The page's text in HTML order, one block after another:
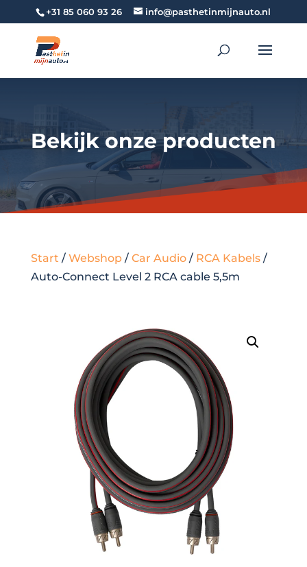
+31 85 060 93 26 info@pasthetinmijnauto.nl
Bekijk onze producten
Start / Webshop/ Car Audio/ RCA Kabels/
Auto-Connect Level 2 RCA cable 5,5m